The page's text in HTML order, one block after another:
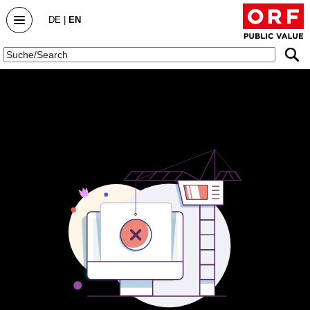
DE EN
Public Value Report 2025/26
Public Value Report 2024/25
Public Value Bericht 2023/24
DialogForum